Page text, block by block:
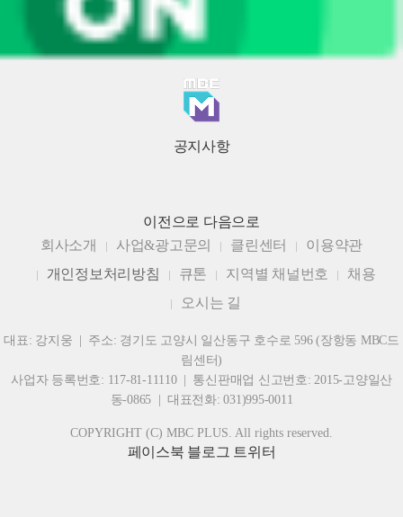
공지사항
이전으로 다음으로
회사소개
사업&광고문의 클린센터
이용약관
개인정보처리방침
큐톤 지역별 채널번호
채용
오시는 길
대표: 강지웅 | 주소: 경기도 고양시 일산동구 호수로 596 (장항동 MBC드
림센터)
사업자 등록번호: 117-81-11110 | 통신판매업 신고번호: 2015-고양일산
동-0865 | 대표전화: 031)995-0011
COPYRIGHT (C) MBC PLUS. All rights reserved.
페이스북 블로그 트위터